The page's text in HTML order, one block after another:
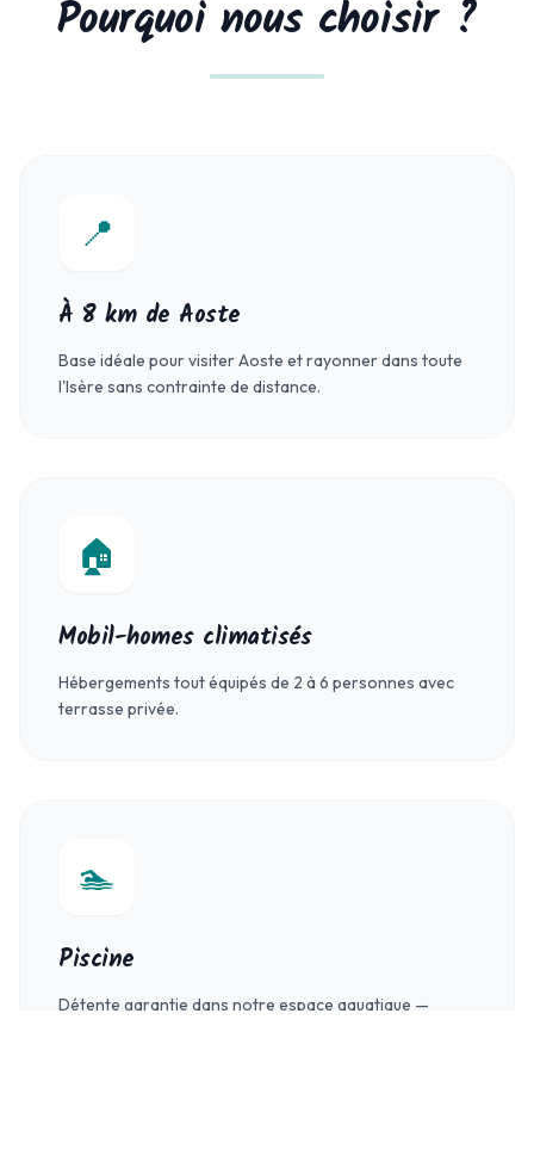
Pourquoi nous choisir ?
📍
À 8 km de Aoste
Base idéale pour visiter Aoste et rayonner dans toute
l'Isère sans contrainte de distance.
🏠
Mobil-homes climatisés
Hébergements tout équipés de 2 à 6 personnes avec
terrasse privée.
🏊
Piscine
Détente garantie dans notre espace aquatique —